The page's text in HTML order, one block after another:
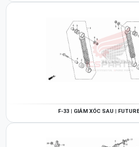
F-33 | GIẢM XÓC SAU |